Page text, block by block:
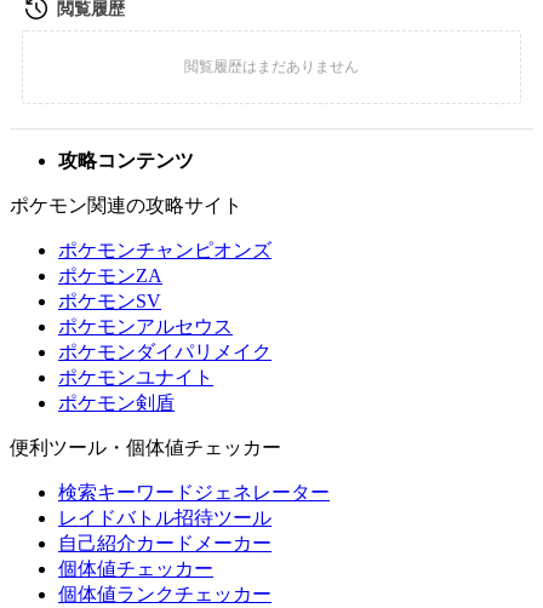
攻略コンテンツ
ポケモン関連の攻略サイト
ポケモンチャンピオンズ
ポケモンZA
ポケモンSV
ポケモンアルセウス
ポケモンダイパリメイク
ポケモンユナイト
ポケモン剣盾
便利ツール・個体値チェッカー
検索キーワードジェネレーター
レイドバトル招待ツール
自己紹介カードメーカー
個体値チェッカー
個体値ランクチェッカー